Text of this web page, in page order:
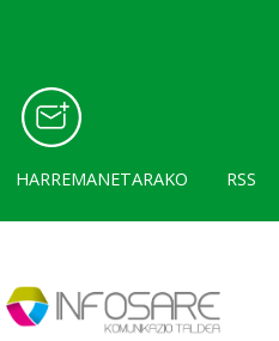
HARREMANETARAKO RSS